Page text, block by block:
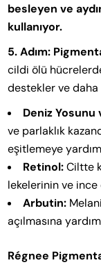
besleyen ve
kullanıyor.
5. Adım:
cildi ölü
destekler ve
Deniz
ve parlaklık
eşitlemeye
Retinol:Ciltte
lekelerinin ve ince
Arbutin:
açılmasına
Régnee